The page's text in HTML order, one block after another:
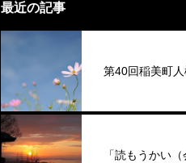
最近の記事
第40回稲美町人
「読もうかい